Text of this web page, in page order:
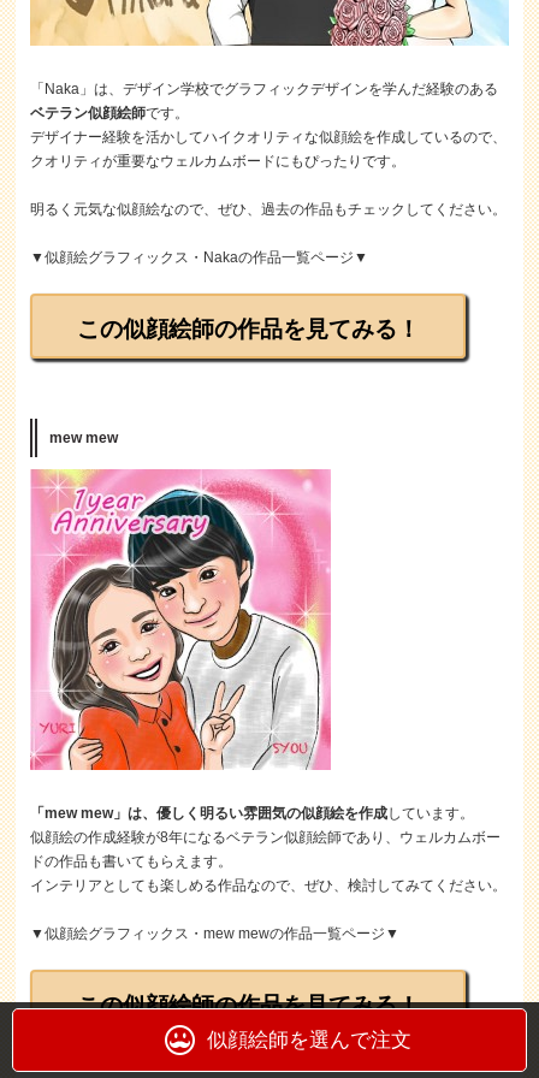
「Naka」は、デザイン学校でグラフィックデザインを学んだ経験のある
ベテラン似顔絵師です。
デザイナー経験を活かしてハイクオリティな似顔絵を作成しているので、
クオリティが重要なウェルカムボードにもぴったりです。
明るく元気な似顔絵なので、ぜひ、過去の作品もチェックしてください。
▼似顔絵グラフィックス・Nakaの作品一覧ページ▼
この似顔絵師の作品を見てみる！
mew mew
「mew mew」は、優しく明るい雰囲気の似顔絵を作成しています。
似顔絵の作成経験が8年になるベテラン似顔絵師であり、ウェルカムボー
ドの作品も書いてもらえます。
インテリアとしても楽しめる作品なので、ぜひ、検討してみてください。
▼似顔絵グラフィックス・mew mewの作品一覧ページ▼
この似顔絵師の作品を見てみる！
似顔絵師を選んで注文